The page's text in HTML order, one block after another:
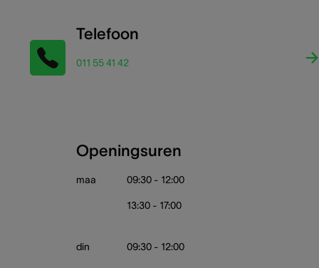
Telefoon
011 55 41 42
Openingsuren
maa 09:30 - 12:00
13:30 - 17:00
din 09:30 - 12:00